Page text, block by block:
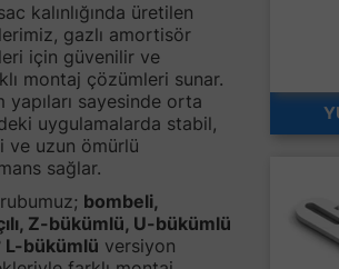
kalınlığında üretilen
gazlı amortisör
için güvenilir ve
montaj çözümleri sunar.
yapıları sayesinde orta
uygulamalarda stabil,
ve uzun ömürlü
sağlar.
bombeli,
Z-bükümlü, U-bükümlü
L-bükümlü versiyon